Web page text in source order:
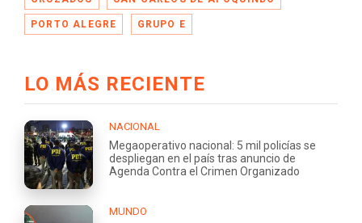
PORTO ALEGRE GRUPO E
LO MÁS RECIENTE
NACIONAL
Megaoperativo nacional: 5 mil policías se
despliegan en el país tras anuncio de
Agenda Contra el Crimen Organizado
MUNDO